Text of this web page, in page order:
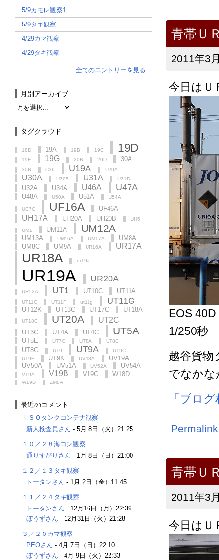
青帯Ｕ
2011年3
今日はＵ
EOS
1/250秒
越谷貨物
でなかな
「ブロ
Permalink
青帯Ｕ
2011年3
今日はＵ
5/9カモレ観察1
5/9タキ観察
4/29カマ観察
4/29タキ観察
全てのエントリーを見る
月別アーカイブ
タグクラウド
18D 19A 19B 19C 19D
19F 19G 20B 20D 30A
30B C36 U19A U20A
U30A U30B U31A U31D
U32A U34A U46A U47A
U48A U50A U51A U54A
UC7C UF16A UF46A
UH17A UH20A UH20B UH5
UM1 UM11A UM12A
UM13A UM16A UM17A
UM8A
UM8C
UM9A UR16A UR17A
UR18A ur19a
UR19A UR20A
UR52A UT1 UT10C UT11A
UT11C UT11F ut11g UT11G
UT12K UT13C UT17C UT18A
UT18C UT20A UT2C
UT3C UT4A UT4C UT5A
UT5E UT7C UT8A UT8C
UT8G UT9 UT9A
UT9C
UT9F
UT9K UV18A
UV19A
UV50A
UV51A UV52A UV54A
V19A V19B V19C W18D
W19D ZM8A
最近のコメント
ＩＳＯタンクコンテナ観察
新人検査員さん - 5月 8日（火）21:25
１０／２８海コン観察
通りすがりさん - 1月 8日（日）21:00
１２／１３タキ観察
トータンさん - 1月 2日（金）11:45
１１／２４タキ観察
トータンさん - 12月16日（月）22:39
ぼうずさん - 12月31日（火）21:28
３／２０カマ観察
PEOさん - 4月 7日（日）22:10
ぼうずさん - 4月 9日（火）22:33